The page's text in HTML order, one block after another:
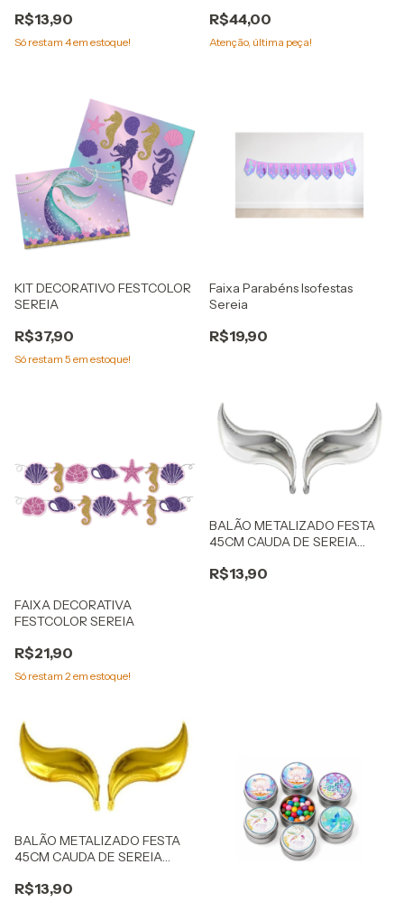
R$13,90
Só restam 4em estoque!
R$44,00
Atenção, última peça!
KIT DECORATIVO FESTCOLOR
SEREIA
R$37,90
Só restam 5 em estoque!
Faixa Parabéns Isofestas
Sereia
R$19,90
FAIXA DECORATIVA
FESTCOLOR SEREIA
R$21,90
Só restam 2em estoque!
BALÃO METALIZADO FESTA
45CM CAUDA DE SEREIA
R$13,90
BALÃO METALIZADO FESTA
45CM CAUDA DE SEREIA
R$13,90